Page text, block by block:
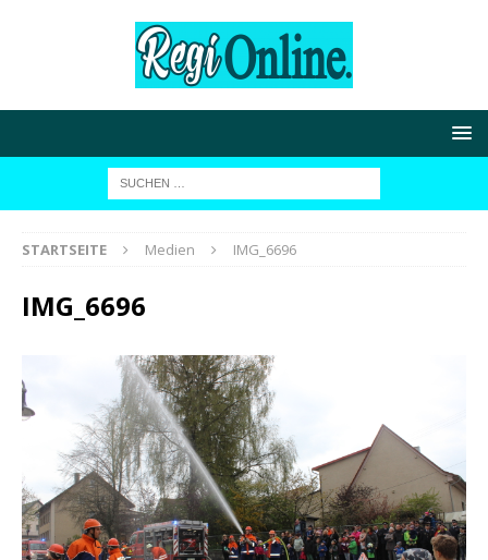
STARTSEITE Medien IMG_6696
IMG_6696